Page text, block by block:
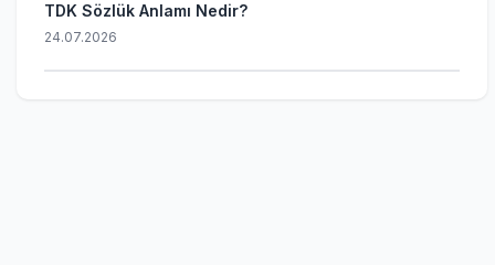
TDK Sözlük Anlamı Nedir?
24.07.2026